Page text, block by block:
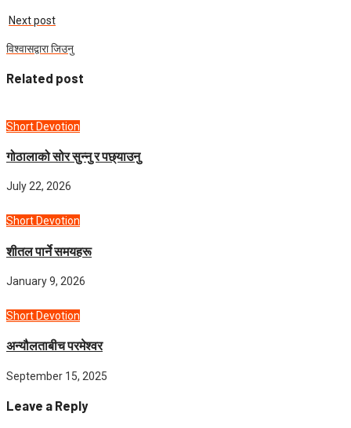
Next post
विश्‍वासद्वारा जिउनु
Related post
Short Devotion
गोठालाको सोर सुन्नु र पछ्याउनु
July 22, 2026
Short Devotion
शीतल पार्ने समयहरू
January 9, 2026
Short Devotion
अन्यौलताबीच परमेश्‍वर
September 15, 2025
Leave a Reply